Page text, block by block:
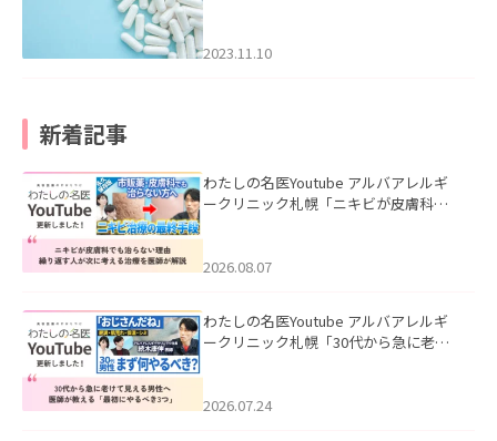
2023.11.10
新着記事
わたしの名医Youtube アルバアレルギ
ークリニック札幌「ニキビが皮膚科で
ました。
2026.08.07
わたしの名医Youtube アルバアレルギ
ークリニック札幌「30代から急に老け
た。
2026.07.24